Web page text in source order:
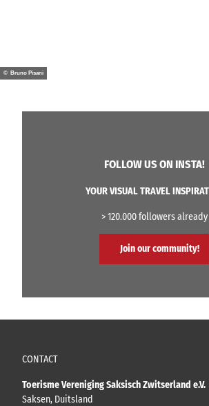
© Bruno Pisani
FOLLOW US ON INSTA!
YOUR VISUAL TRAVEL
> 120.000 followers already
Join our community!
CONTACT
Toerisme Vereniging Saksisch Zwitserland e.V.
Saksen, Duitsland